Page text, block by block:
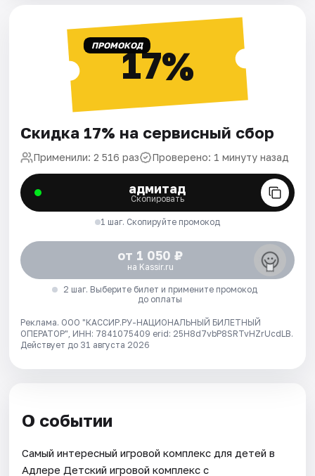
ПРОМОКОД17%
Скидка 17% на сервисный сбор
Применили: 2 516 раз Проверено: 1 минуту назад
адмитад
Скопировать
1 шаг. Скопируйте промокод
от 1 050 ₽
на Kassir.ru
2 шаг. Выберите билет и примените промокод
до оплаты
Реклама. ООО "КАССИР.РУ-НАЦИОНАЛЬНЫЙ БИЛЕТНЫЙ
ОПЕРАТОР", ИНН: 7841075409 erid: 25H8d7vbP8SRTvHZrUcdLB.
Действует до 31 августа 2026
О событии
Самый интересный игровой комплекс для детей в
Адлере Детский игровой комплекс с